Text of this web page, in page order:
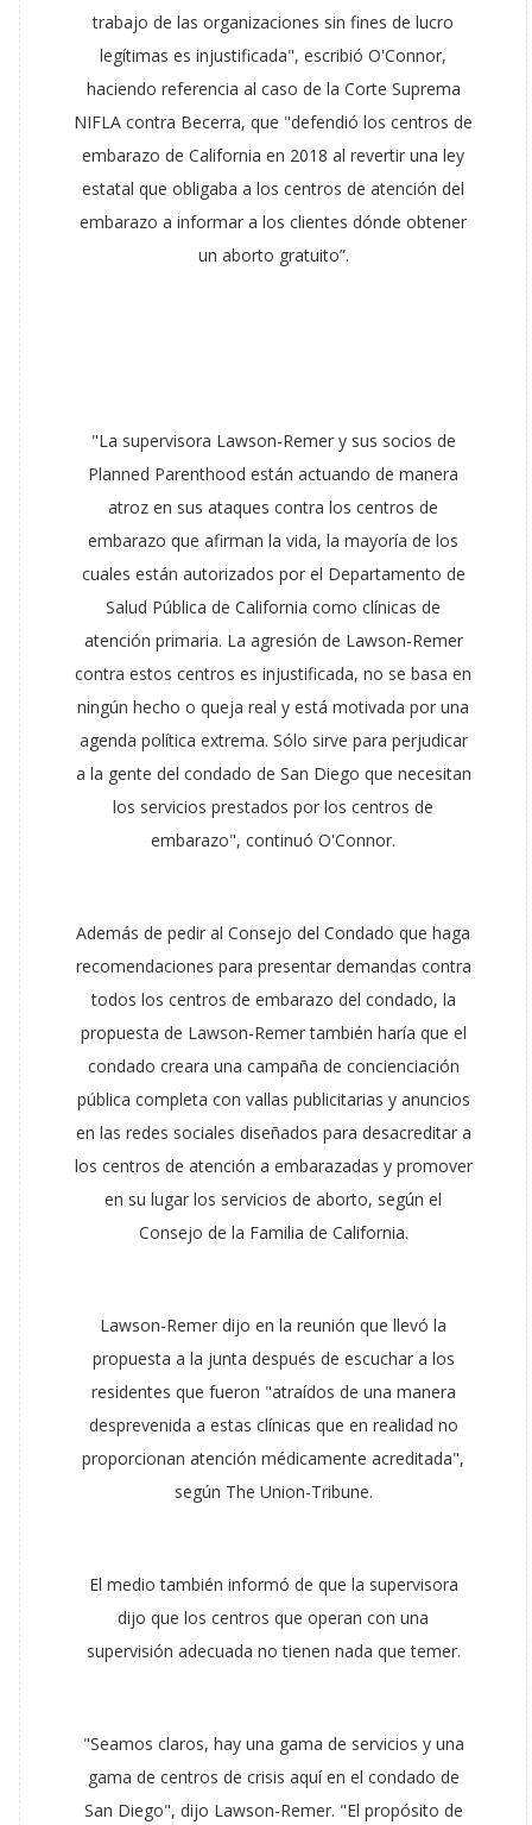
trabajo de las organizaciones sin fines de lucro
legítimas es injustificada", escribió O'Connor,
haciendo referencia al caso de la Corte Suprema
NIFLA contra Becerra, que "defendió los centros de
embarazo de California en 2018 al revertir una ley
estatal que obligaba a los centros de atención del
embarazo a informar a los clientes dónde obtener
un aborto gratuito”.
"La supervisora Lawson-Remer y sus socios de
Planned Parenthood están actuando de manera
atroz en sus ataques contra los centros de
embarazo que afirman la vida, la mayoría de los
cuales están autorizados por el Departamento de
Salud Pública de California como clínicas de
atención primaria. La agresión de Lawson-Remer
contra estos centros es injustificada, no se basa en
ningún hecho o queja real y está motivada por una
agenda política extrema. Sólo sirve para perjudicar
a la gente del condado de San Diego que necesitan
los servicios prestados por los centros de
embarazo", continuó O'Connor.
Además de pedir al Consejo del Condado que haga
recomendaciones para presentar demandas contra
todos los centros de embarazo del condado, la
propuesta de Lawson-Remer también haría que el
condado creara una campaña de concienciación
pública completa con vallas publicitarias y anuncios
en las redes sociales diseñados para desacreditar a
los centros de atención a embarazadas y promover
en su lugar los servicios de aborto, según el
Consejo de la Familia de California.
Lawson-Remer dijo en la reunión que llevó la
propuesta a la junta después de escuchar a los
residentes que fueron "atraídos de una manera
desprevenida a estas clínicas que en realidad no
proporcionan atención médicamente acreditada",
según The Union-Tribune.
El medio también informó de que la supervisora
dijo que los centros que operan con una
supervisión adecuada no tienen nada que temer.
"Seamos claros, hay una gama de servicios y una
gama de centros de crisis aquí en el condado de
San Diego", dijo Lawson-Remer. "El propósito de